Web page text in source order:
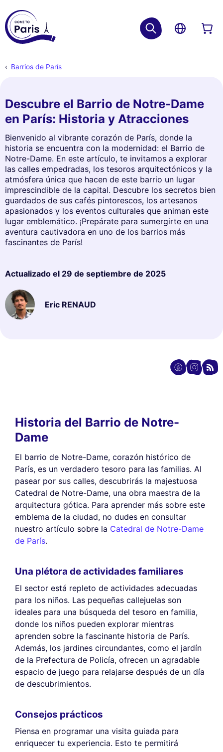
Barrios de París
Descubre el Barrio de Notre-Dame
en París: Historia y Atracciones
Bienvenido al vibrante corazón de París, donde la
historia se encuentra con la modernidad: el Barrio de
Notre-Dame. En este artículo, te invitamos a explorar
las calles empedradas, los tesoros arquitectónicos y la
atmósfera única que hacen de este barrio un lugar
imprescindible de la capital. Descubre los secretos bien
guardados de sus cafés pintorescos, los artesanos
apasionados y los eventos culturales que animan este
lugar emblemático. ¡Prepárate para sumergirte en una
aventura cautivadora en uno de los barrios más
fascinantes de París!
Actualizado el 29 de septiembre de 2025
Eric RENAUD
Historia del Barrio de Notre-
Dame
El barrio de Notre-Dame, corazón histórico de
París, es un verdadero tesoro para las familias. Al
pasear por sus calles, descubrirás la majestuosa
Catedral de Notre-Dame, una obra maestra de la
arquitectura gótica. Para aprender más sobre este
emblema de la ciudad, no dudes en consultar
nuestro artículo sobre la Catedral de Notre-Dame
de París.
Una plétora de actividades familiares
El sector está repleto de actividades adecuadas
para los niños. Las pequeñas callejuelas son
ideales para una búsqueda del tesoro en familia,
donde los niños pueden explorar mientras
aprenden sobre la fascinante historia de París.
Además, los jardines circundantes, como el jardín
de la Prefectura de Policía, ofrecen un agradable
espacio de juego para relajarse después de un día
de descubrimientos.
Consejos prácticos
Piensa en programar una visita guiada para
enriquecer tu experiencia. Esto te permitirá